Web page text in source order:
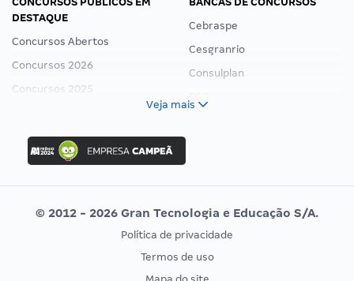
DESTAQUE
Concursos Abertos
Concursos 2026
Concursos 2025
Concurso Ibama
Concurso MPU
Editais publicados
Cebraspe
Cesgranrio
Consulplan
Vunesp
CONCURSOS POR PROFISSÃO
EXAME DE ORDEM
Veja mais
© 2012 - 2026 Gran Tecnologia e Educação S/A.
Política de privacidade
Termos de uso